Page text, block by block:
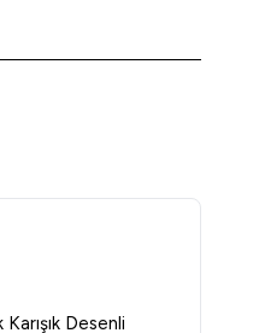
Desenli